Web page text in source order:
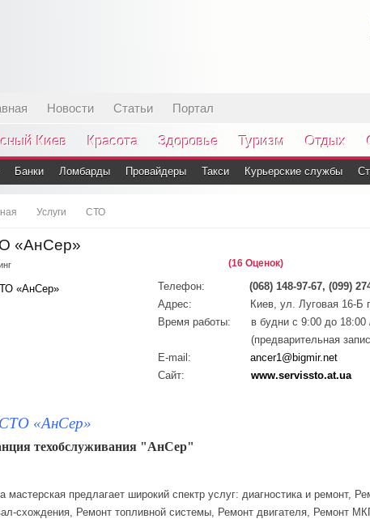
Новости Статьи Портал
Киев Красота Здоровье Туризм Отдых
Банки Ломбарды Провайдеры Такси Курьерские службы
Услуги СТО
«АнСер»
(16 Оценок)
Телефон:
(068) 148-97-67, (099)
Адрес:
Киев, ул. Луговая 16-Б
Время работы:
в будни с 9:00 до
(предварительная
E-mail:
ancer1@bigmir.net
Сайт:
www.servissto.at.ua
«АнСер»
техобслуживания "АнСер"
мастерская предлагает широкий спектр услуг: диагностика и ремонт,
схождения, Ремонт топливной системы, Ремонт двигателя, Ремонт